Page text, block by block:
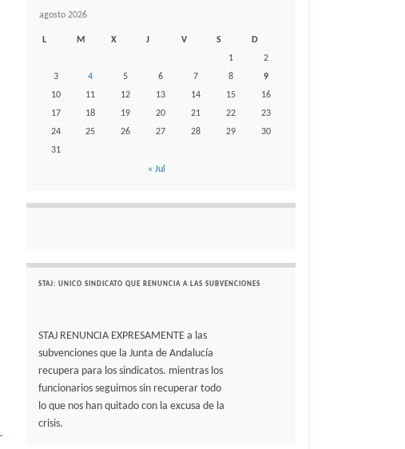
agosto 2026
L M X J V S
D
1
2
3
4 5 6 7 8
9
10
11 12 13 14 15
16
17
18 19 20 21 22
23
24
25 26 27 28 29
30
31
« Jul
STAJ: UNICO SINDICATO QUE RENUNCIA A LAS SUBVENCIONES
STAJ RENUNCIA EXPRESAMENTE a las
subvenciones que la Junta de Andalucía
recupera para los sindicatos. mientras los
funcionarios seguimos sin recuperar todo
lo que nos han quitado con la excusa de la
crisis.